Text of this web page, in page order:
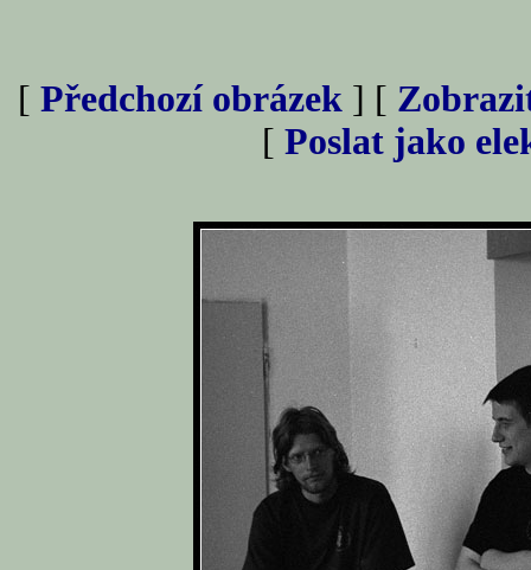
[ Předchozí obrázek ] [
[ Poslat jako